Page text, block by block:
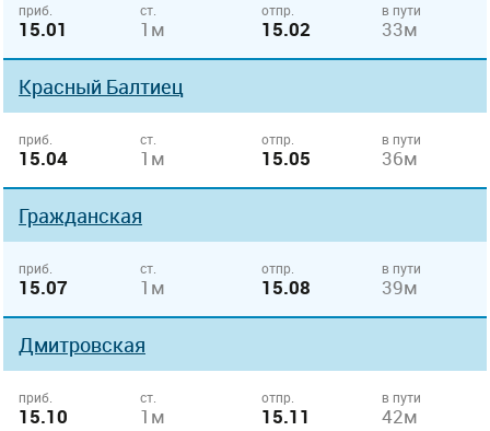
приб.
15.01
ст.
1м
отпр.
15.02
в пути
33м
Красный Балтиец
приб.
15.04
ст.
1м
отпр.
15.05
в пути
36м
Гражданская
приб.
15.07
ст.
1м
отпр.
15.08
в пути
39м
Дмитровская
приб.
15.10
ст.
1м
отпр.
15.11
в пути
42м